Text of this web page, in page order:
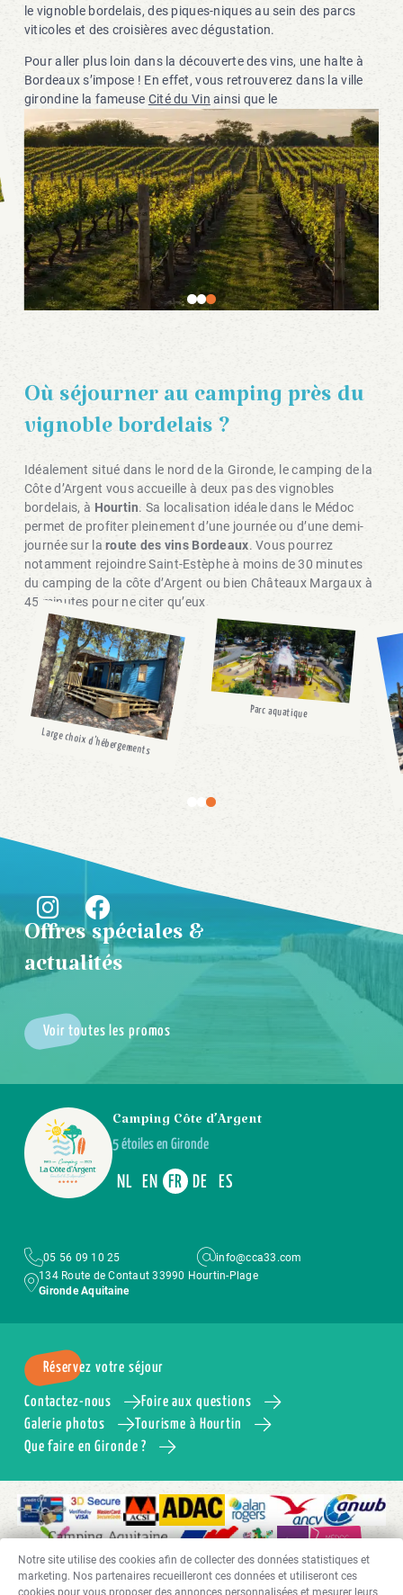
Notre site utilise des cookies afin de collecter des données statistiques et
marketing. Nos partenaires recueilleront ces données et utiliseront ces
cookies pour vous proposer des annonces personnalisées et mesurer leurs
le vignoble bordelais, des piques-niques au sein des parcs
viticoles et des croisières avec dégustation.
Pour aller plus loin dans la découverte des vins, une halte à
Bordeaux s’impose ! En effet, vous retrouverez dans la ville
girondine la fameuse Cité du Vin ainsi que le
Où séjourner au camping près du
vignoble bordelais ?
Idéalement situé dans le nord de la Gironde, le camping de la
Côte d’Argent vous accueille à deux pas des vignobles
bordelais, à Hourtin. Sa localisation idéale dans le Médoc
permet de profiter pleinement d’une journée ou d’une demi-
journée sur laroute des vins Bordeaux. Vous pourrez
notamment rejoindre Saint-Estèphe à moins de 30 minutes
du camping de la côte d’Argent ou bien Châteaux Margaux à
45 minutes pour ne citer qu’eux.
Parc aquatique
Large choix d’hébergements
Offres spéciales &
actualités
Voir toutes les promos
Camping Côte d’Argent
5 étoiles en Gironde
NL EN FR DE ES
05 56 09 10 25
info@cca33.com
134 Route de Contaut 33990 Hourtin-Plage
Gironde Aquitaine
Réservez votre séjour
Contactez-nous
Foire aux questions
Galerie photos
Tourisme à Hourtin
Que faire en Gironde ?